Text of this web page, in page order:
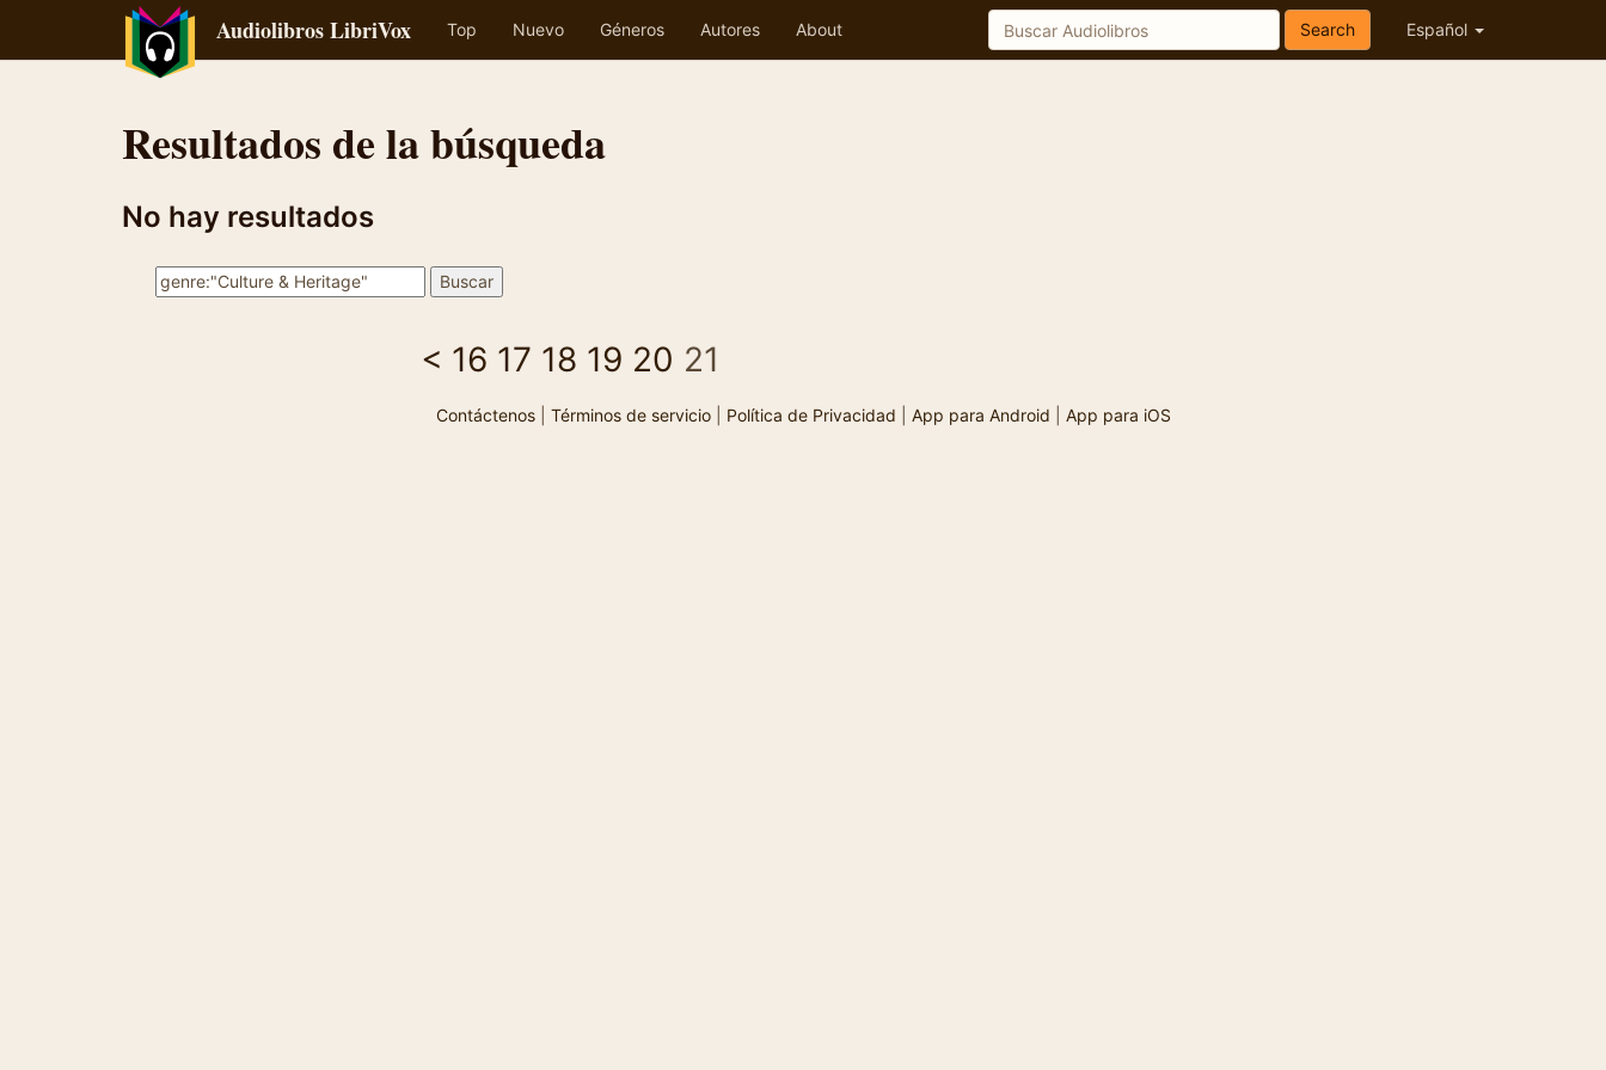
Audiolibros LibriVox Top Nuevo Géneros Autores About Español
Search
Resultados de la búsqueda
No hay resultados
< 16 17 18 19 20 21
Contáctenos| Términos de servicio| Política de Privacidad App para Android App para iOS